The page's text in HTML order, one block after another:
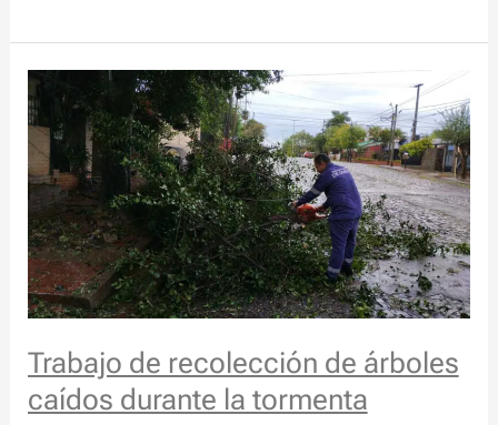
Trabajo de recolección de árboles
caídos durante la tormenta
Trabajo
de
recolección
de
árboles
caídos
durante
la
tormenta